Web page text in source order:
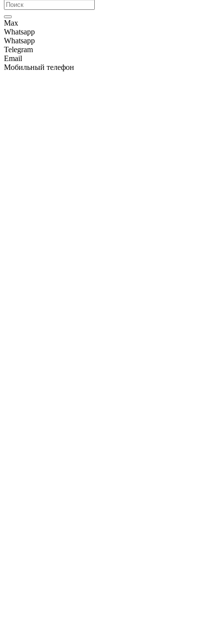
Max
Whatsapp
Whatsapp
Telegram
Email
Мобильный телефон